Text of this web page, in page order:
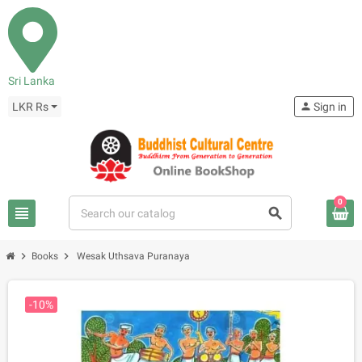
Sri Lanka
LKR Rs
view_headline search
person Sign in
0
chevron_right Books chevron_right Wesak Uthsava Puranaya
-10%